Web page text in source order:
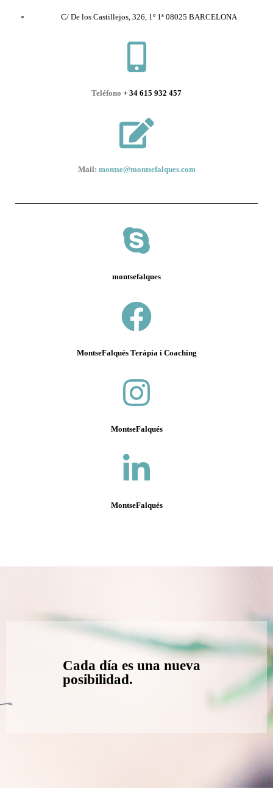
C/ De los Castillejos, 326, 1º 1ª08025 BARCELONA
Teléfono + 34 615 932 457
Mail: montse@montsefalques.com
montsefalques
MontseFalqués Teràpia i Coaching
MontseFalqués
MontseFalqués
Cada día es una nueva
posibilidad.